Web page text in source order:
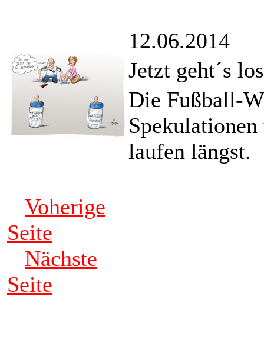
12.06.2014
Jetzt geht´s
Die Fußball-
Spekulationen
laufen längst.
Voherige
Seite
Nächste
Seite